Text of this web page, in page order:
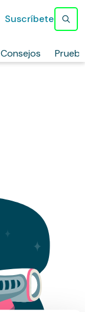
Consejos
Suscríbete